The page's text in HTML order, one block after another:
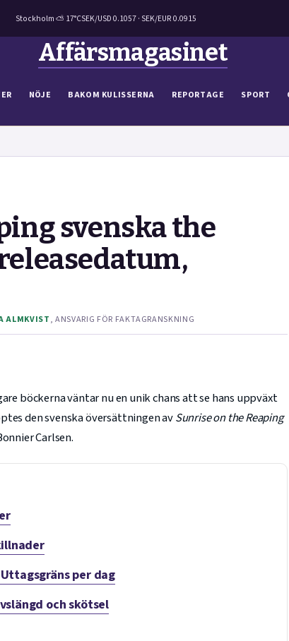
Stockholm ⛅ 17°CSEK/USD 0.1057 · SEK/EUR 0.0915
Affärsmagasinet
NÖJE BAKOM KULISSERNA REPORTAGE SPORT
svenska the
ALMKVIST, ANSVARIG FÖR FAKTAGRANSKNING
böckerna väntar nu en unik chans att se hans uppväxt
den svenska översättningen avSunrise on the Reaping
Carlsen.
per dag
och skötsel